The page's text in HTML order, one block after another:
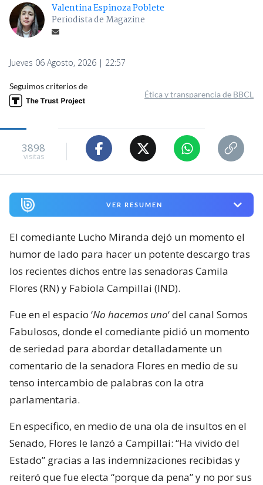
Valentina Espinoza Poblete
Periodista de Magazine
Jueves 06 Agosto, 2026 | 22:57
Seguimos criterios de
Ética y transparencia de BBCL
3898
visitas
VER RESUMEN
El comediante Lucho Miranda dejó un momento el
humor de lado para hacer un potente descargo tras
los recientes dichos entre las senadoras Camila
Flores (RN) y Fabiola Campillai (IND).
Fue en el espacio ‘No hacemos uno‘ del canal Somos
Fabulosos, donde el comediante pidió un momento
de seriedad para abordar detalladamente un
comentario de la senadora Flores en medio de su
tenso intercambio de palabras con la otra
parlamentaria.
En específico, en medio de una ola de insultos en el
Senado, Flores le lanzó a Campillai: “Ha vivido del
Estado” gracias a las indemnizaciones recibidas y
reiteró que fue electa “porque da pena” y no por sus